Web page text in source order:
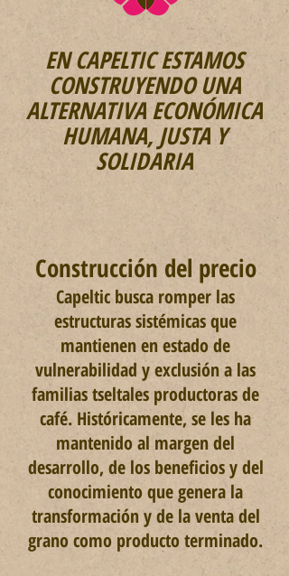
EN CAPELTIC ESTAMOS
CONSTRUYENDO UNA
ALTERNATIVA ECONÓMICA
HUMANA, JUSTA Y
SOLIDARIA
Construcción del precio
Capeltic busca romper las
estructuras sistémicas que
mantienen en estado de
vulnerabilidad y exclusión a las
familias tseltales productoras de
café. Históricamente, se les ha
mantenido al margen del
desarrollo, de los beneficios y del
conocimiento que genera la
transformación y de la venta del
grano como producto terminado.